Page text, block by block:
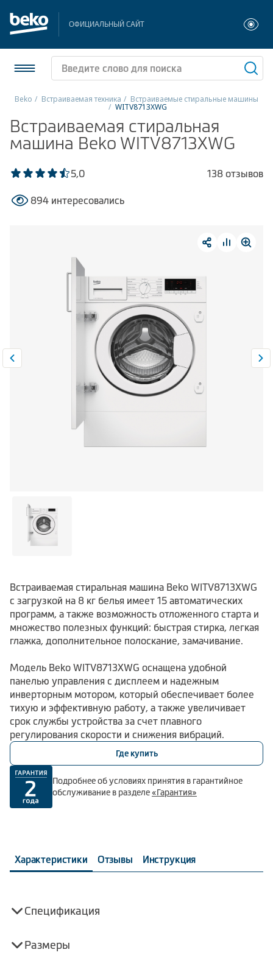
ОФИЦИАЛЬНЫЙ САЙТ
Холодильники и морозильники
Стиральные и сушильные машины
Посудомоечные машины
Плиты
Малая бытовая техника
Климатическая техника
Beko Встраиваемая техника Встраиваемые стиральные машины
WITV8713XWG
Встраиваемая стиральная
машина Beko WITV8713XWG
5,0 138 отзывов
894 интересовались
Встраиваемая стиральная машина Beko WITV8713XWG
с загрузкой на 8 кг белья имеет 15 автоматических
программ, а также возможность отложенного старта и
множество полезных функций: быстрая стирка, легкая
глажка, дополнительное полоскание, замачивание.
Модель Beko WITV8713XWG оснащена удобной
панелью управления с дисплеем и надежным
инверторным мотором, который обеспечивает более
тихую и эффективную работу, а также увеличивает
срок службы устройства за счет плавного
регулирования скорости и снижения вибраций.
Где купить
Подробнее об условиях принятия в гарантийное
обслуживание в разделе«Гарантия»
Характеристики Отзывы Инструкция
Спецификация
Размеры